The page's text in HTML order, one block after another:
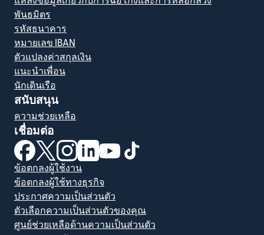
พันธมิตร
รหัสธนาคาร
หมายเลข IBAN
ตัวแปลงค่าสกุลเงิน
แนะนำเพื่อน
นักเดินเรือ
สนับสนุน
ความช่วยเหลือ
เชื่อมต่อ
(เปิดในหน้าต่างใหม่)
(เปิดในหน้าต่างใหม่)
(เปิดในหน้าต่างใหม่)
(เปิดในหน้าต่างใหม่)
(เปิดในหน้าต่างใหม่)
ข้อตกลงผู้ใช้งาน
ข้อตกลงผู้ใช้ทางธุรกิจ
ประกาศความเป็นส่วนตัว
ตัวเลือกความเป็นส่วนตัวของคุณ
ศูนย์ช่วยเหลือด้านความเป็นส่วนตัว